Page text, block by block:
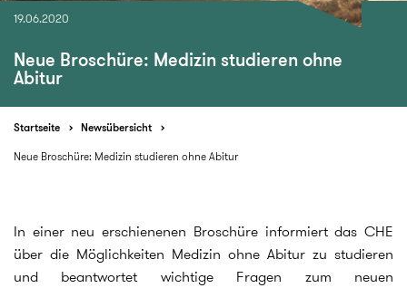
19.06.2020
Neue Broschüre: Medizin studieren ohne
Abitur
Startseite
Newsübersicht
Neue Broschüre: Medizin studieren ohne Abitur
In einer neu erschienenen Broschüre informiert das CHE
über die Möglichkeiten Medizin ohne Abitur zu studieren
und beantwortet wichtige Fragen zum neuen